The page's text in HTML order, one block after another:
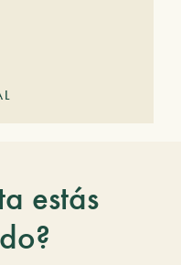
estás